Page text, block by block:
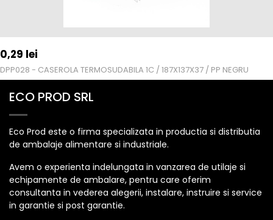
0,29 lei
DPP028 - CASEROLA TERMOSUDABILA 1C / 187X137X37 / PP NEGRU
ECO PROD SRL
Eco Prod este o firma specializata in productia si distributia
de ambalaje alimentare si industriale.
Avem o experienta indelungata in vanzarea de utilaje si
echipamente de ambalare, pentru care oferim
consultanta in vederea alegerii, instalare, instruire si service
in garantie si post garantie.